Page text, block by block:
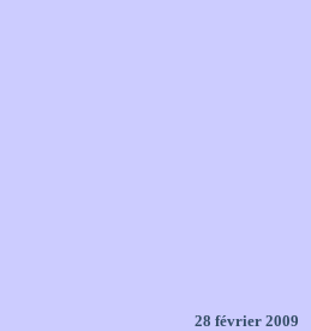
28 février 2009